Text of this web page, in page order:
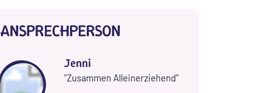
ANSPRECHPERSON
Jenni
"Zusammen Alleinerziehend"